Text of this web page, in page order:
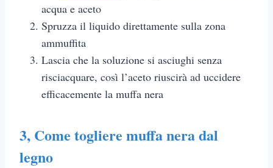
acqua e aceto
Spruzza il liquido direttamente sulla zona
ammuffita
Lascia che la soluzione si asciughi senza
risciacquare, così l’aceto riuscirà ad uccidere
efficacemente la muffa nera
3, Come togliere muffa nera dal
legno